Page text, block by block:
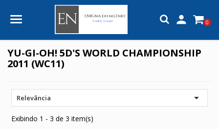
 0
YU-GI-OH! 5D'S WORLD CHAMPIONSHIP
2011 (WC11)
Relevância 
Exibindo 1 - 3 de 3 item(s)